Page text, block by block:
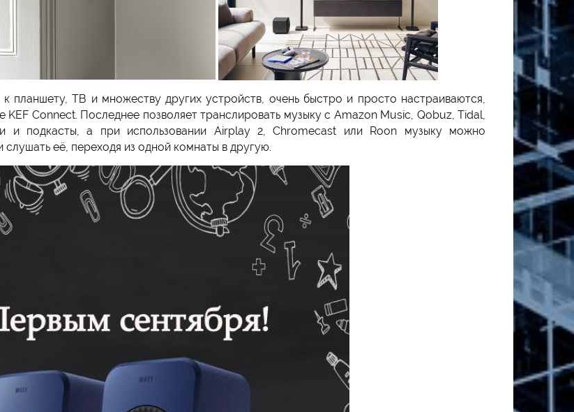
планшету, ТВ и множеству других устройств, очень быстро и просто настраиваются,
Connect. Последнее позволяет транслировать музыку с Amazon Music, Qobuz, Tidal,
и подкасты, а при использовании Airplay 2, Chromecast или Roon музыку можно
слушать её, переходя из одной комнаты в другую.